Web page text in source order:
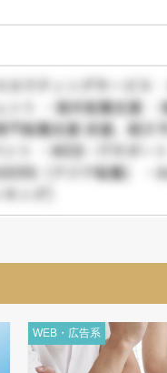
WEB・広告系